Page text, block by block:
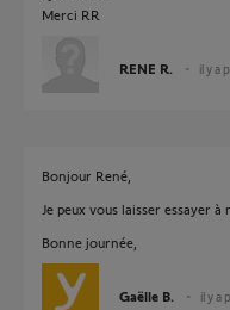
Merci RR
RENE R. il y a
Bonjour René,
Je peux vous laisser essayer
Bonne journée,
Gaëlle B. il y a